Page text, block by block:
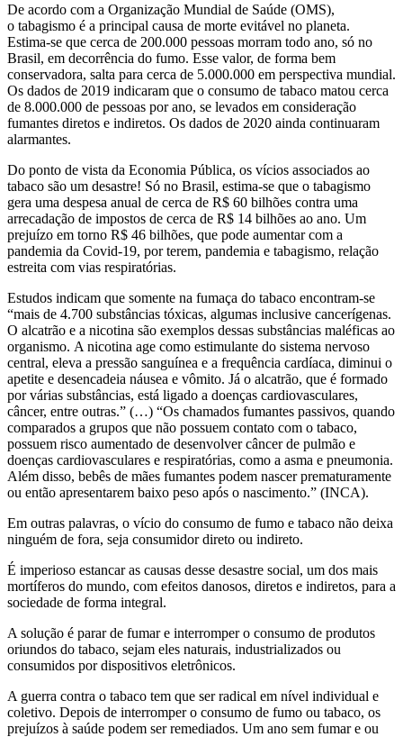
De acordo com a Organização Mundial de Saúde (OMS),
o tabagismo é a principal causa de morte evitável no planeta.
Estima-se que cerca de 200.000 pessoas morram todo ano, só no
Brasil, em decorrência do fumo. Esse valor, de forma bem
conservadora, salta para cerca de 5.000.000 em perspectiva mundial.
Os dados de 2019 indicaram que o consumo de tabaco matou cerca
de 8.000.000 de pessoas por ano, se levados em consideração
fumantes diretos e indiretos. Os dados de 2020 ainda continuaram
alarmantes.
Do ponto de vista da Economia Pública, os vícios associados ao
tabaco são um desastre! Só no Brasil, estima-se que o tabagismo
gera uma despesa anual de cerca de R$ 60 bilhões contra uma
arrecadação de impostos de cerca de R$ 14 bilhões ao ano. Um
prejuízo em torno R$ 46 bilhões, que pode aumentar com a
pandemia da Covid-19, por terem, pandemia e tabagismo, relação
estreita com vias respiratórias.
Estudos indicam que somente na fumaça do tabaco encontram-se
“mais de 4.700 substâncias tóxicas, algumas inclusive cancerígenas.
O alcatrão e a nicotina são exemplos dessas substâncias maléficas ao
organismo. A nicotina age como estimulante do sistema nervoso
central, eleva a pressão sanguínea e a frequência cardíaca, diminui o
apetite e desencadeia náusea e vômito. Já o alcatrão, que é formado
por várias substâncias, está ligado a doenças cardiovasculares,
câncer, entre outras.” (…) “Os chamados fumantes passivos, quando
comparados a grupos que não possuem contato com o tabaco,
possuem risco aumentado de desenvolver câncer de pulmão e
doenças cardiovasculares e respiratórias, como a asma e pneumonia.
Além disso, bebês de mães fumantes podem nascer prematuramente
ou então apresentarem baixo peso após o nascimento.” (INCA).
Em outras palavras, o vício do consumo de fumo e tabaco não deixa
ninguém de fora, seja consumidor direto ou indireto.
É imperioso estancar as causas desse desastre social, um dos mais
mortíferos do mundo, com efeitos danosos, diretos e indiretos, para a
sociedade de forma integral.
A solução é parar de fumar e interromper o consumo de produtos
oriundos do tabaco, sejam eles naturais, industrializados ou
consumidos por dispositivos eletrônicos.
A guerra contra o tabaco tem que ser radical em nível individual e
coletivo. Depois de interromper o consumo de fumo ou tabaco, os
prejuízos à saúde podem ser remediados. Um ano sem fumar e ou